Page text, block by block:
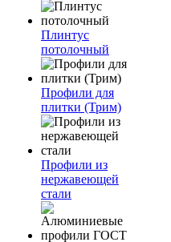
Плинтус
потолочный
Профили для
плитки (Трим)
Профили из
нержавеющей
стали